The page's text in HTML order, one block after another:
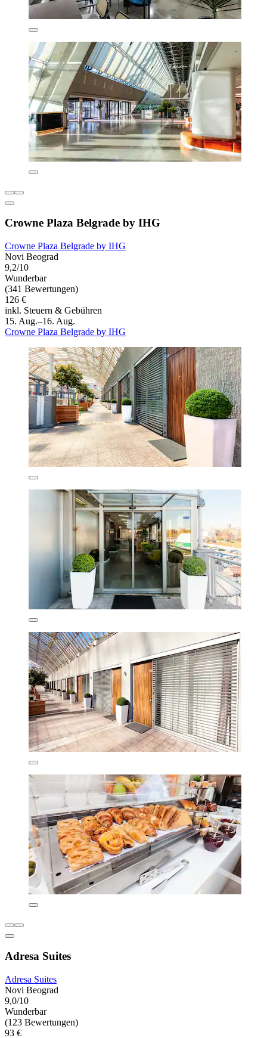
Crowne Plaza Belgrade by IHG
Crowne Plaza Belgrade by IHG
Novi Beograd
9,2/10
Wunderbar
(341 Bewertungen)
126 €
inkl. Steuern & Gebühren
15. Aug.–16. Aug.
Crowne Plaza Belgrade by IHG
Adresa Suites
Adresa Suites
Novi Beograd
9,0/10
Wunderbar
(123 Bewertungen)
93 €